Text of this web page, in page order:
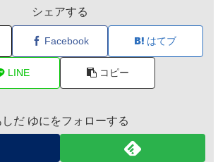
シェアする
Facebook はてブ
LINE コピー
しだ ゆにをフォローする